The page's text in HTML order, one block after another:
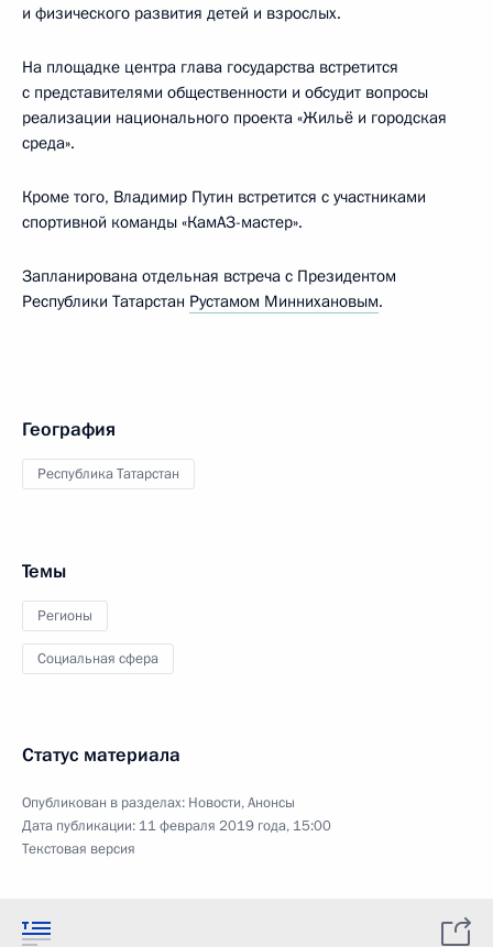
и физического развития детей и взрослых.
На площадке центра глава государства встретится
с представителями общественности и обсудит вопросы
реализации национального проекта «Жильё и городская
среда».
Кроме того, Владимир Путин встретится с участниками
спортивной команды «КамАЗ-мастер».
Запланирована отдельная встреча с Президентом
Республики Татарстан Рустамом Миннихановым.
География
Республика Татарстан
Темы
Регионы
Социальная сфера
Статус материала
Опубликован в разделах: Новости,Анонсы
Дата публикации: 11 февраля 2019 года, 15:00
Текстовая версия